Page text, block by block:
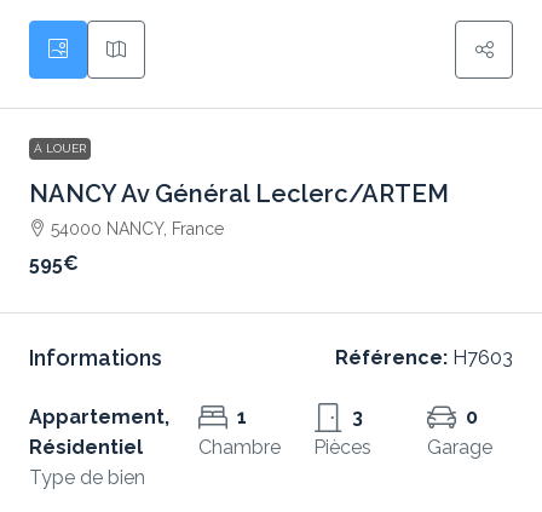
À LOUER
NANCY Av Général Leclerc/ARTEM
54000 NANCY, France
595€
Informations Référence: H7603
Appartement,
Résidentiel
Type de bien
1
Chambre
3
Pièces
0
Garage